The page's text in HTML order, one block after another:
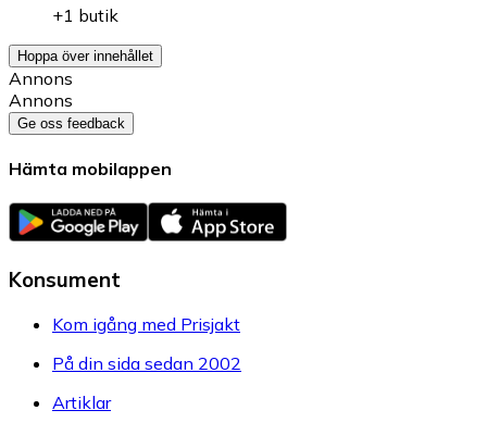
+1 butik
Hoppa över innehållet
Annons
Annons
Ge oss feedback
Hämta mobilappen
Konsument
Kom igång med Prisjakt
På din sida sedan 2002
Artiklar